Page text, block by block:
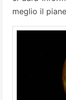
meglio il